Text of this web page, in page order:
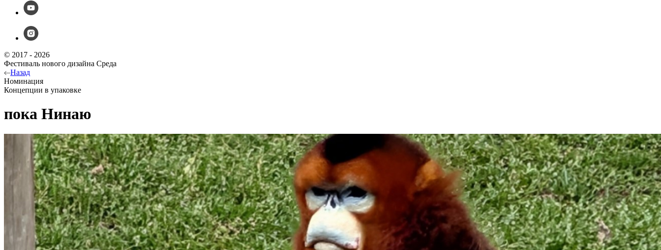
© 2017 - 2026
Фестиваль нового дизайна Среда
Назад
Номинация
Концепции в упаковке
пока Нинаю